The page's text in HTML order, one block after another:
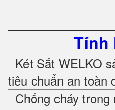
Tính
Két Sắt WELKO
tiêu chuẩn an toàn
Chống cháy